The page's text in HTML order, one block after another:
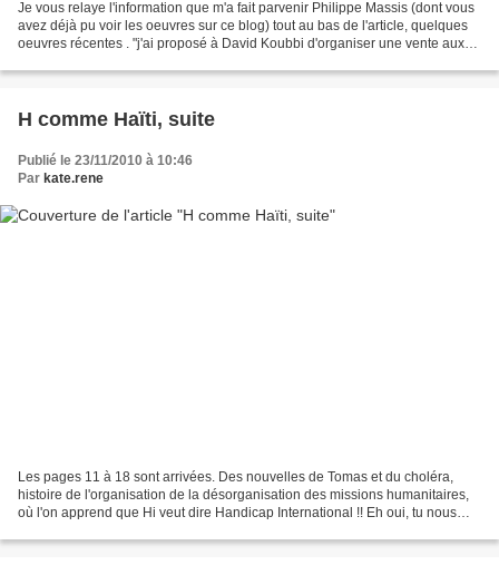
Je vous relaye l'information que m'a fait parvenir Philippe Massis (dont vous
avez déjà pu voir les oeuvres sur ce blog) tout au bas de l'article, quelques
oeuvres récentes . "j'ai proposé à David Koubbi d'organiser une vente aux
H comme Haïti, suite
Publié le 23/11/2010 à 10:46
Par kate.rene
Les pages 11 à 18 sont arrivées. Des nouvelles de Tomas et du choléra,
histoire de l'organisation de la désorganisation des missions humanitaires,
où l'on apprend que Hi veut dire Handicap International !! Eh oui, tu nous